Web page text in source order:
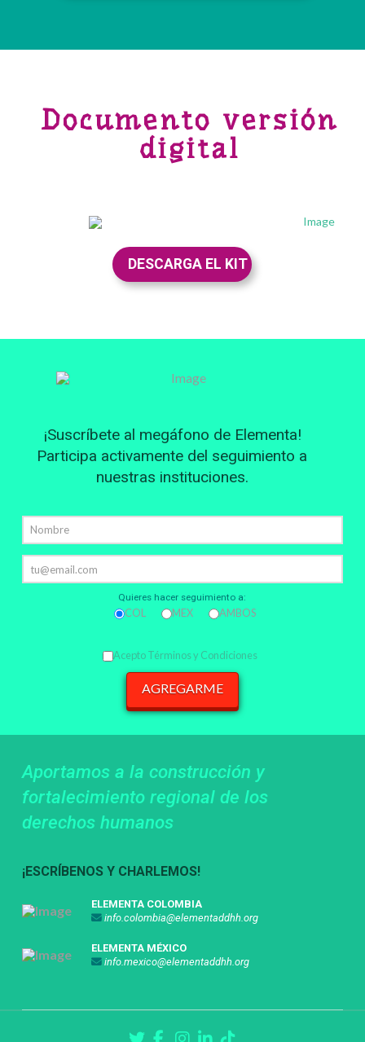
Documento versión
digital
DESCARGA EL KIT
¡Suscríbete al megáfono de Elementa!
Participa activamente del seguimiento a
nuestras instituciones.
Quieres hacer seguimiento a:
COL MEX AMBOS
Acepto Términos y Condiciones
Aportamos a la construcción y
fortalecimiento regional de los
derechos humanos
¡ESCRÍBENOS Y CHARLEMOS!
ELEMENTA COLOMBIA
info.colombia@elementaddhh.org
ELEMENTA MÉXICO
info.mexico@elementaddhh.org